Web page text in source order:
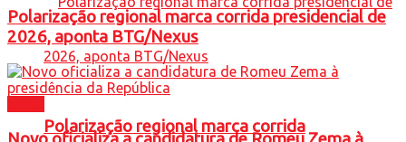
Polarização regional marca corrida
Polarização regional marca corrida presidencial de
2026, aponta BTG/Nexus